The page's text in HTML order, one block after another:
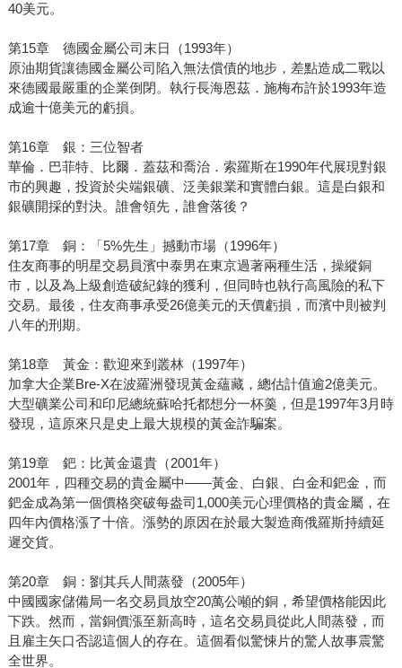
40美元。
第15章 德國金屬公司末日（1993年）
原油期貨讓德國金屬公司陷入無法償債的地步，差點造成二戰以
來德國最嚴重的企業倒閉。執行長海恩茲．施梅布許於1993年造
成逾十億美元的虧損。
第16章 銀：三位智者
華倫．巴菲特、比爾．蓋茲和喬治．索羅斯在1990年代展現對銀
市的興趣，投資於尖端銀礦、泛美銀業和實體白銀。這是白銀和
銀礦開採的對決。誰會領先，誰會落後？
第17章 銅：「5%先生」撼動市場（1996年）
住友商事的明星交易員濱中泰男在東京過著兩種生活，操縱銅
市，以及為上級創造破紀錄的獲利，但同時也執行高風險的私下
交易。最後，住友商事承受26億美元的天價虧損，而濱中則被判
八年的刑期。
第18章 黃金：歡迎來到叢林（1997年）
加拿大企業Bre-X在波羅洲發現黃金蘊藏，總估計值逾2億美元。
大型礦業公司和印尼總統蘇哈托都想分一杯羹，但是1997年3月時
發現，這原來只是史上最大規模的黃金詐騙案。
第19章 鈀：比黃金還貴（2001年）
2001年，四種交易的貴金屬中——黃金、白銀、白金和鈀金，而
鈀金成為第一個價格突破每盎司1,000美元心理價格的貴金屬，在
四年內價格漲了十倍。漲勢的原因在於最大製造商俄羅斯持續延
遲交貨。
第20章 銅：劉其兵人間蒸發（2005年）
中國國家儲備局一名交易員放空20萬公噸的銅，希望價格能因此
下跌。然而，當銅價漲至新高時，這名交易員從此人間蒸發，而
且雇主矢口否認這個人的存在。這個看似驚悚片的驚人故事震驚
全世界。